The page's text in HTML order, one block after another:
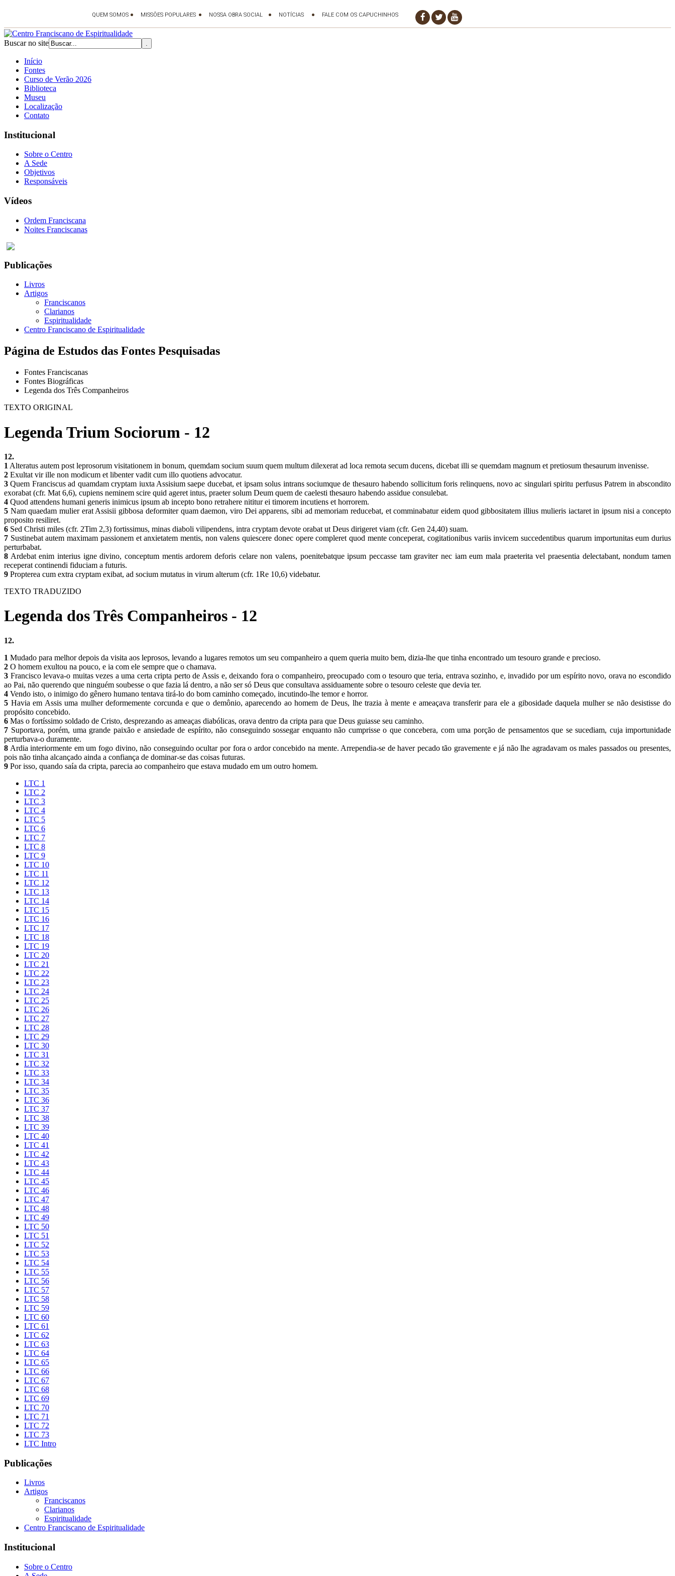
Buscar no site
Início
Fontes
Curso de Verão 2026
Biblioteca
Museu
Localização
Contato
Institucional
Sobre o Centro
A Sede
Objetivos
Responsáveis
Vídeos
Ordem Franciscana
Noites Franciscanas
Publicações
Livros
Artigos
Franciscanos
Clarianos
Espiritualidade
Centro Franciscano de Espiritualidade
Página de Estudos das Fontes Pesquisadas
Fontes Franciscanas
Fontes Biográficas
Legenda dos Três Companheiros
TEXTO ORIGINAL
Legenda Trium Sociorum - 12
12.
1 Alteratus autem post leprosorum visitationem in bonum, quemdam socium suum quem multum dilexerat ad loca remota secum ducens, dicebat illi se quemdam magnum et pretiosum thesaurum invenisse.
2 Exultat vir ille non modicum et libenter vadit cum illo quotiens advocatur.
3 Quem Franciscus ad quamdam cryptam iuxta Assisium saepe ducebat, et ipsam solus intrans sociumque de thesauro habendo sollicitum foris relinquens, novo ac singulari spiritu perfusus Patrem in abscondito
exorabat (cfr. Mat 6,6), cupiens neminem scire quid ageret intus, praeter solum Deum quem de caelesti thesauro habendo assidue consulebat.
4 Quod attendens humani generis inimicus ipsum ab incepto bono retrahere nititur ei timorem incutiens et horrorem.
5 Nam quaedam mulier erat Assisii gibbosa deformiter quam daemon, viro Dei apparens, sibi ad memoriam reducebat, et comminabatur eidem quod gibbositatem illius mulieris iactaret in ipsum nisi a concepto
proposito resiliret.
6 Sed Christi miles (cfr. 2Tim 2,3) fortissimus, minas diaboli vilipendens, intra cryptam devote orabat ut Deus dirigeret viam (cfr. Gen 24,40) suam.
7 Sustinebat autem maximam passionem et anxietatem mentis, non valens quiescere donec opere compleret quod mente conceperat, cogitationibus variis invicem succedentibus quarum importunitas eum durius
perturbabat.
8 Ardebat enim interius igne divino, conceptum mentis ardorem deforis celare non valens, poenitebatque ipsum peccasse tam graviter nec iam eum mala praeterita vel praesentia delectabant, nondum tamen
receperat continendi fiduciam a futuris.
9 Propterea cum extra cryptam exibat, ad socium mutatus in virum alterum (cfr. 1Re 10,6) videbatur.
TEXTO TRADUZIDO
Legenda dos Três Companheiros - 12
12.
1 Mudado para melhor depois da visita aos leprosos, levando a lugares remotos um seu companheiro a quem queria muito bem, dizia-lhe que tinha encontrado um tesouro grande e precioso.
2 O homem exultou na pouco, e ia com ele sempre que o chamava.
3 Francisco levava-o muitas vezes a uma certa cripta perto de Assis e, deixando fora o companheiro, preocupado com o tesouro que teria, entrava sozinho, e, invadido por um espírito novo, orava no escondido
ao Pai, não querendo que ninguém soubesse o que fazia lá dentro, a não ser só Deus que consultava assiduamente sobre o tesouro celeste que devia ter.
4 Vendo isto, o inimigo do gênero humano tentava tirá-lo do bom caminho começado, incutindo-lhe temor e horror.
5 Havia em Assis uma mulher deformemente corcunda e que o demônio, aparecendo ao homem de Deus, lhe trazia à mente e ameaçava transferir para ele a gibosidade daquela mulher se não desistisse do
propósito concebido.
6 Mas o fortíssimo soldado de Cristo, desprezando as ameaças diabólicas, orava dentro da cripta para que Deus guiasse seu caminho.
7 Suportava, porém, uma grande paixão e ansiedade de espírito, não conseguindo sossegar enquanto não cumprisse o que concebera, com uma porção de pensamentos que se sucediam, cuja importunidade
perturbava-o duramente.
8 Ardia interiormente em um fogo divino, não conseguindo ocultar por fora o ardor concebido na mente. Arrependia-se de haver pecado tão gravemente e já não lhe agradavam os males passados ou presentes,
pois não tinha alcançado ainda a confiança de dominar-se das coisas futuras.
9 Por isso, quando saía da cripta, parecia ao companheiro que estava mudado em um outro homem.
LTC 1
LTC 2
LTC 3
LTC 4
LTC 5
LTC 6
LTC 7
LTC 8
LTC 9
LTC 10
LTC 11
LTC 12
LTC 13
LTC 14
LTC 15
LTC 16
LTC 17
LTC 18
LTC 19
LTC 20
LTC 21
LTC 22
LTC 23
LTC 24
LTC 25
LTC 26
LTC 27
LTC 28
LTC 29
LTC 30
LTC 31
LTC 32
LTC 33
LTC 34
LTC 35
LTC 36
LTC 37
LTC 38
LTC 39
LTC 40
LTC 41
LTC 42
LTC 43
LTC 44
LTC 45
LTC 46
LTC 47
LTC 48
LTC 49
LTC 50
LTC 51
LTC 52
LTC 53
LTC 54
LTC 55
LTC 56
LTC 57
LTC 58
LTC 59
LTC 60
LTC 61
LTC 62
LTC 63
LTC 64
LTC 65
LTC 66
LTC 67
LTC 68
LTC 69
LTC 70
LTC 71
LTC 72
LTC 73
LTC Intro
Publicações
Livros
Artigos
Franciscanos
Clarianos
Espiritualidade
Centro Franciscano de Espiritualidade
Institucional
Sobre o Centro